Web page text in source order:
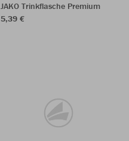
JAKO Trinkflasche Premium
5,39 €